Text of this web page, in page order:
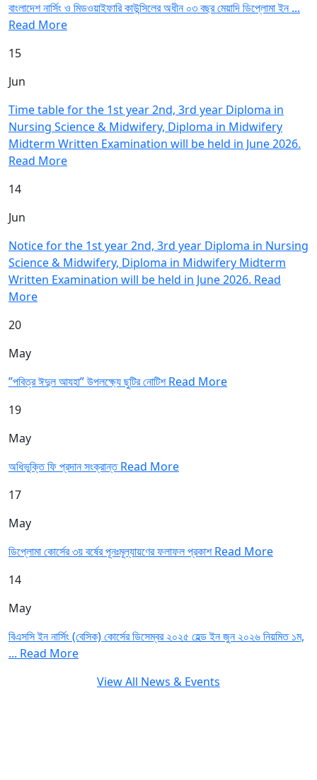
বাংলাদেশ নার্সিং ও মিডওয়াইফারি কাউন্সিলের অধীন ০৩ বছর মেয়াদি ডিপ্লোমা ইন ...
Read More
15
Jun
Time table for the 1st year 2nd, 3rd year Diploma in
Nursing Science & Midwifery, Diploma in Midwifery
Midterm Written Examination will be held in June 2026.
Read More
14
Jun
Notice for the 1st year 2nd, 3rd year Diploma in Nursing
Science & Midwifery, Diploma in Midwifery Midterm
Written Examination will be held in June 2026. Read
More
20
May
”পবিত্র ঈদুল আযহা” উপলক্ষ্যে ছুটির নোটিশRead More
19
May
অধিভুক্তি ফি প্রদান সংক্রান্তRead More
17
May
ডিপ্লোমা কোর্সের ৩য় বর্ষের পূনঃমূল্যায়ণের ফলাফল প্রকাশRead More
14
May
বিএসসি ইন নার্সিং (বেসিক) কোর্সের ডিসেম্বর ২০২৫ হেল্ড ইন জুন ২০২৬ নিয়মিত ১ম,
... Read More
View All News & Events